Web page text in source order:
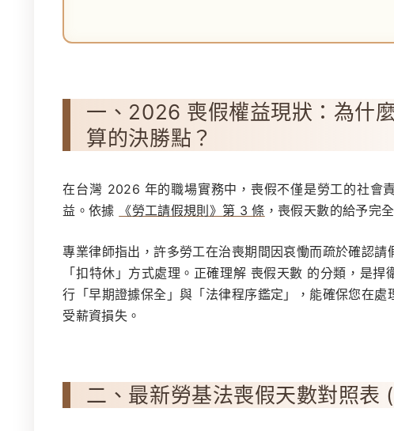
一、2026 喪假權益現狀：為什
算的決勝點？
在台灣 2026 年的職場實務中，喪假不僅是勞工的社會
益。依據
《勞工請假規則》第 3 條 ，喪假天數的給予完
專業律師指出，許多勞工在治喪期間因哀慟而疏於確認
「扣特休」方式處理。正確理解 喪假天數 的分類，是捍
行「早期證據保全」與「法律程序鑑定」，能確保您在處
受薪資損失。
二、最新勞基法喪假天數對照表